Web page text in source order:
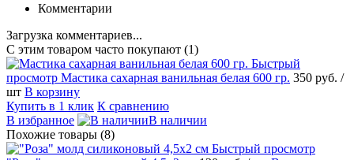
Комментарии
Загрузка комментариев...
С этим товаром часто покупают (1)
Быстрый
просмотр Мастика сахарная ванильная белая 600 гр. 350 руб. /
шт В корзину
Купить в 1 клик К сравнению
В избранное
В наличии
Похожие товары (8)
Быстрый просмотр